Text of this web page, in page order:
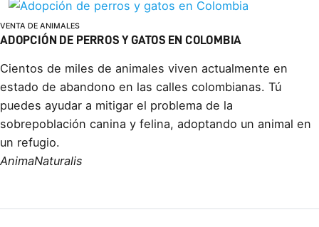
VENTA DE ANIMALES
ADOPCIÓN DE PERROS Y GATOS EN COLOMBIA
Cientos de miles de animales viven actualmente en
estado de abandono en las calles colombianas. Tú
puedes ayudar a mitigar el problema de la
sobrepoblación canina y felina, adoptando un animal en
un refugio.
AnimaNaturalis